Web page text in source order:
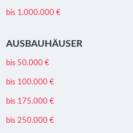
bis 1.000.000 €
AUSBAUHÄUSER
bis 50.000 €
bis 100.000 €
bis 175.000 €
bis 250.000 €